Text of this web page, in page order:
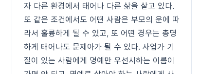
자 다른 환경에서 태어나 다른 삶을 살고 있다.
또 같은 조건에서도 어떤 사람은 부모의 운에 따
라서 훌륭하게 될 수 있고, 또 어떤 경우는 총명
하게 태어나도 문제아가 될 수 있다. 사업가 기
질이 있는 사람에게 명예만 우선시하는 이름이